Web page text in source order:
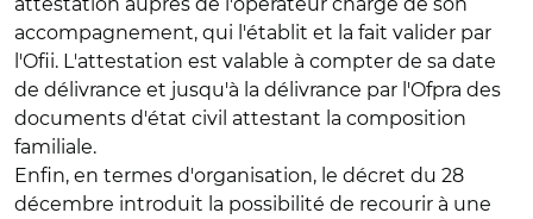
accompagnement, qui l'établit et la fait valider par
l'Ofii. L'attestation est valable à compter de sa date
de délivrance et jusqu'à la délivrance par l'Ofpra des
documents d'état civil attestant la composition
familiale.
Enfin, en termes d'organisation, le décret du 28
décembre introduit la possibilité de recourir à une